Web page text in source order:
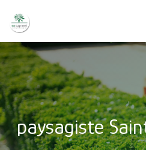
paysagiste